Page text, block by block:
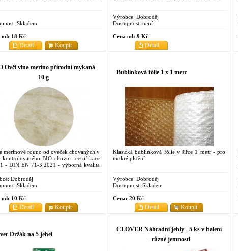
Skladem
od: 18 Kč
Koupit
Detail
Výrobce: Dobroděj
Dostupnost: není
Cena od: 9 Kč
Detail
Ovčí vlna merino přírodní mykaná
10 g
merinové rouno od oveček chovaných v
kontrolovaného BIO chovu - certifikace
- DIN EN 71-3:2021 - výborná kvalita
suché či mokré
Dobroděj
Skladem
od: 10 Kč
Koupit
Detail
Bublinková fólie 1 x 1 metr
Klasická bublinková fólie v šířce 1 metr - pro
mokré plstění
Výrobce: Dobroděj
Dostupnost: Skladem
Cena: 20 Kč
Koupit
Detail
Držák na 5 jehel
CLOVER Náhradní jehly - 5 ks v balení
- různé jemnosti